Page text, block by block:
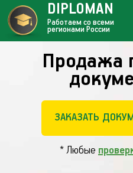
Продажа
ЗАКАЗАТЬ
* Любые
DIPLOMAN
Работаем со всеми
регионами России